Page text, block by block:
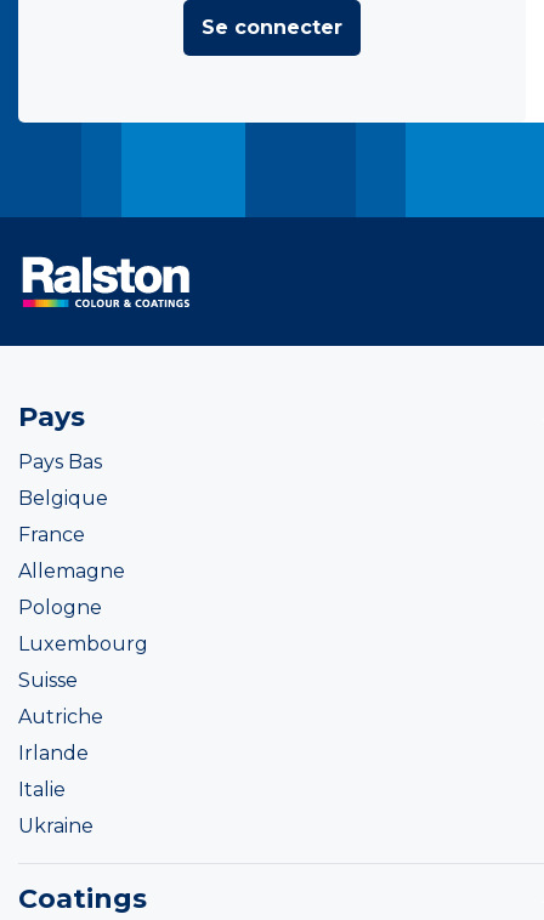
Se connecter
Pays
Pays Bas
Belgique
France
Allemagne
Pologne
Luxembourg
Suisse
Autriche
Irlande
Italie
Ukraine
Coatings